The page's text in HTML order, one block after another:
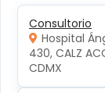
Consultorio
Hospital
430, CALZ
CDMX